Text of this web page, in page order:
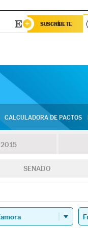
SUSCRÍBETE
CALCULADORA DE PACTOS
2015
SENADO